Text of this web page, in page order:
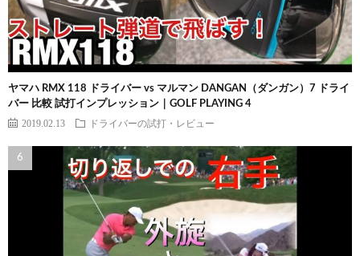
ヤマハ RMX 118 ドライバー vs マルマン DANGAN（ダンガン）7 ドライ
バー 比較 試打インプレッション｜GOLF PLAYING 4
2019.02.13 ドライバーの試打・レビュー